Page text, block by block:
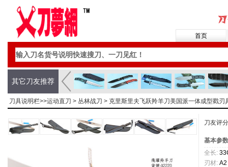
首页
其它刀友推荐
刀具说明栏>>运动直刀 > 丛林战刀 > 克里斯里夫飞跃羚羊刀美国派一体成型戳刃
刀友评
基本参数
全长:
刃材: A2